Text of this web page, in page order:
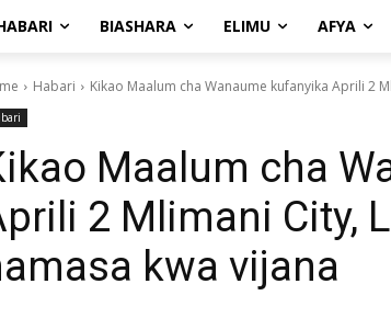
BIASHARA ELIMU AFYA
Habari Kikao Maalum cha Wanaume kufanyika Aprili 2
Maalum cha
2 Mlimani City,
kwa vijana